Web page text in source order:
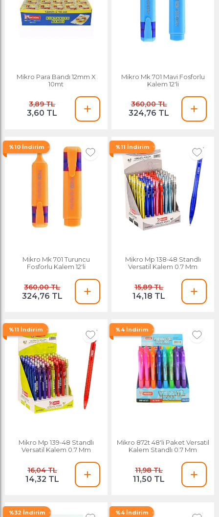
Mikro Para Bandı 12mm X
10mt
3,89 TL
3,60 TL
Mikro Mk 701 Mavi Fosforlu
Kalem 12'li
360,00 TL
324,76 TL
%10 İndirim
Mikro Mk 701 Turuncu
Fosforlu Kalem 12'li
360,00 TL
324,76 TL
%11 İndirim
Mikro Mp 138-48 Standlı
Versatil Kalem 0.7 Mm
15,89 TL
14,18 TL
%11 İndirim
Mikro Mp 139-48 Standlı
Versatil Kalem 0.7 Mm
16,04 TL
14,32 TL
%4 İndirim
Mikro 872t 48'li Paket Versatil
Kalem Standlı 0.7 Mm
11,98 TL
11,50 TL
%32 İndirim %4 İndirim